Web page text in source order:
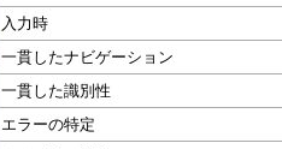
入力時
一貫したナビゲーション
一貫した識別性
エラーの特定